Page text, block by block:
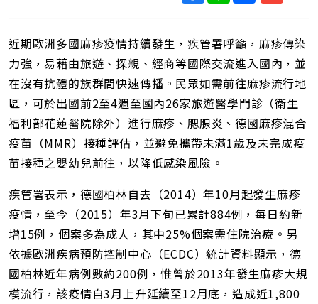
短
網
址
近期歐洲多國麻疹疫情持續發生，疾管署呼籲，麻疹傳染
力強，易藉由旅遊、探親、經商等國際交流進入國內，並
在沒有抗體的族群間快速傳播。民眾如需前往麻疹流行地
區，可於出國前2至4週至國內26家旅遊醫學門診（衛生
福利部花蓮醫院除外）進行麻疹、腮腺炎、德國麻疹混合
疫苗（MMR）接種評估，並避免攜帶未滿1歲及未完成疫
苗接種之嬰幼兒前往，以降低感染風險。
疾管署表示，德國柏林自去（2014）年10月起發生麻疹
疫情，至今（2015）年3月下旬已累計884例，每日約新
增15例，個案多為成人，其中25%個案需住院治療。另
依據歐洲疾病預防控制中心（ECDC）統計資料顯示，德
國柏林近年病例數約200例，惟曾於2013年發生麻疹大規
模流行，該疫情自3月上升延續至12月底，造成近1,800